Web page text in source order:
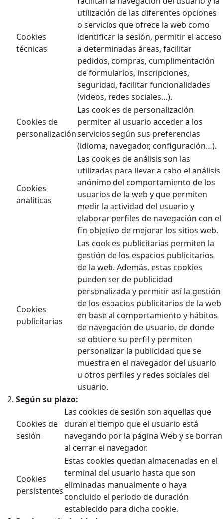
Cookies
técnicas
utilización de las diferentes opciones
o servicios que ofrece la web como
identificar la sesión, permitir el acceso
a determinadas áreas, facilitar
pedidos, compras, cumplimentación
de formularios, inscripciones,
seguridad, facilitar funcionalidades
(videos, redes sociales…).
Cookies de
personalización
Las cookies de personalización
permiten al usuario acceder a los
servicios según sus preferencias
(idioma, navegador, configuración…).
Cookies
analíticas
Las cookies de análisis son las
utilizadas para llevar a cabo el análisis
anónimo del comportamiento de los
usuarios de la web y que permiten
medir la actividad del usuario y
elaborar perfiles de navegación con el
fin objetivo de mejorar los sitios web.
Cookies
publicitarias
Las cookies publicitarias permiten la
gestión de los espacios publicitarios
de la web. Además, estas cookies
pueden ser de publicidad
personalizada y permitir así la gestión
de los espacios publicitarios de la web
en base al comportamiento y hábitos
de navegación de usuario, de donde
se obtiene su perfil y permiten
personalizar la publicidad que se
muestra en el navegador del usuario
u otros perfiles y redes sociales del
usuario.
Según su plazo:
Cookies de
sesión
Las cookies de sesión son aquellas que
duran el tiempo que el usuario está
navegando por la página Web y se borran
al cerrar el navegador.
Cookies
persistentes
Estas cookies quedan almacenadas en el
terminal del usuario hasta que son
eliminadas manualmente o haya
concluido el periodo de duración
establecido para dicha cookie.